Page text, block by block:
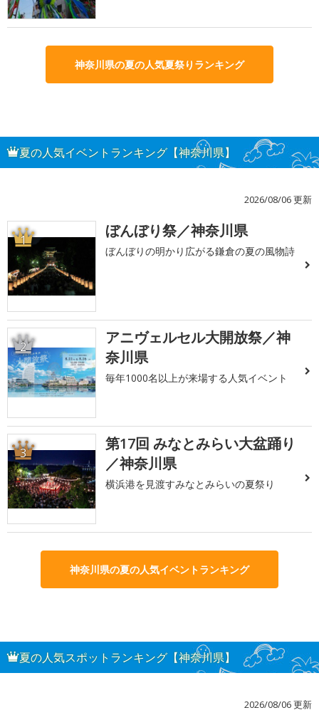
神奈川県の夏の人気夏祭りランキング
夏の人気イベントランキング【神奈川県】
2026/08/06 更新
1 ぼんぼり祭／神奈川県
ぼんぼりの明かり広がる鎌倉の夏の風物詩
2
アニヴェルセル大開放祭／神
奈川県
毎年1000名以上が来場する人気イベント
3
第17回 みなとみらい大盆踊り
／神奈川県
横浜港を見渡すみなとみらいの夏祭り
神奈川県の夏の人気イベントランキング
夏の人気スポットランキング【神奈川県】
2026/08/06 更新